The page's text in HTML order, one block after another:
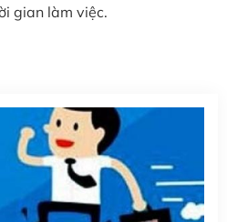
gian làm việc.